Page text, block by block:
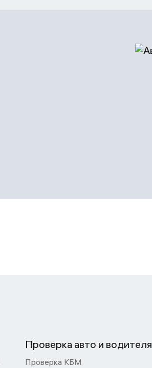
Проверка авто и водителя
Проверка КБМ